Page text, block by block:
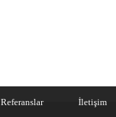
Referanslar İletişim